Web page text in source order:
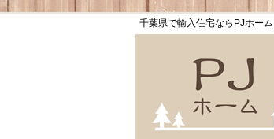
千葉県で輸入住宅ならPJホー